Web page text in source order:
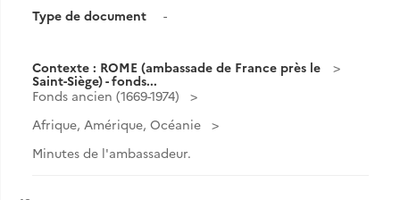
Type de document
-
Contexte : ROME (ambassade de France près le
Saint-Siège) - fonds...
Fonds ancien (1669-1974)
Afrique, Amérique, Océanie
Minutes de l'ambassadeur.